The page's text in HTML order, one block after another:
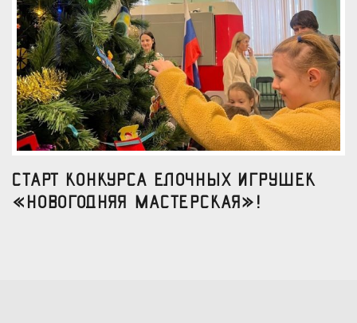
Старт конкурса елочных игрушек
«Новогодняя мастерская»!